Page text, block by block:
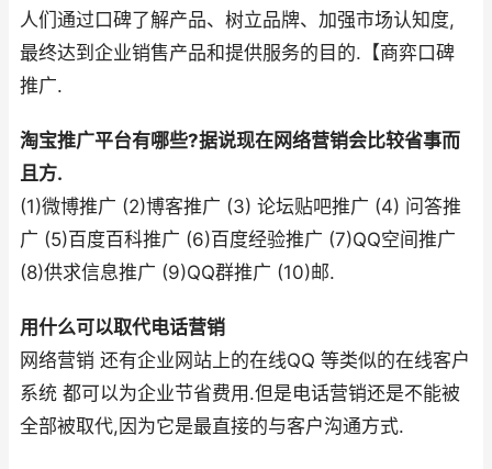
人们通过口碑了解产品、树立品牌、加强市场认知度,
最终达到企业销售产品和提供服务的目的.【商弈口碑
推广.
淘宝推广平台有哪些?据说现在网络营销会比较省事而
且方.
(1)微博推广 (2)博客推广 (3) 论坛贴吧推广 (4) 问答推
广 (5)百度百科推广 (6)百度经验推广 (7)QQ空间推广
(8)供求信息推广 (9)QQ群推广 (10)邮.
用什么可以取代电话营销
网络营销 还有企业网站上的在线QQ 等类似的在线客户
系统 都可以为企业节省费用.但是电话营销还是不能被
全部被取代,因为它是最直接的与客户沟通方式.